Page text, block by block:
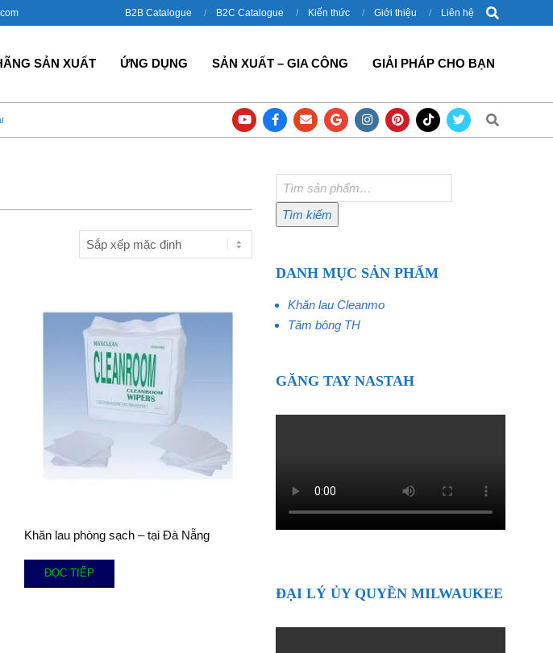
B2B Catalogue B2C Catalogue Kiến thức Giới thiệu Liên hệ
Search
SẢN XUẤT ỨNG DỤNG SẢN XUẤT – GIA CÔNG GIẢI PHÁP CHO BẠN
Bao Jumbo giá rẻ – Giải pháp cho công nghiệp đóng gói Thùng đựng đồ nghề Milwaukee 8424
Search
Khăn lau phòng sạch – tại Đà Nẵng
ĐỌC TIẾP
Tìm
kiếm:
Tìm kiếm
DANH MỤC SẢN PHẨM
Khăn lau Cleanmo
Tăm bông TH
GĂNG TAY NASTAH
ĐẠI LÝ ỦY QUYỀN MILWAUKEE